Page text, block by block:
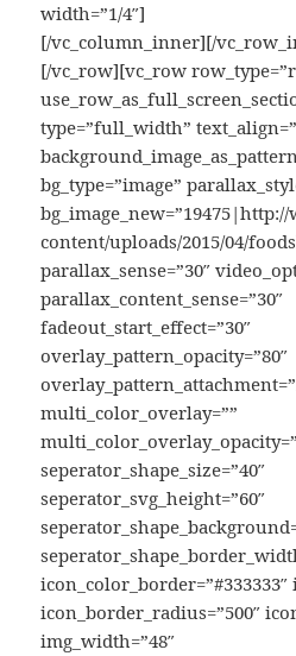
width=”1/4″]
[/vc_column_inner][/
[/vc_row][vc_row
type=”full_width”
bg_type=”image”
content/uploads/2015/04/
parallax_sense=”30″
parallax_content_sense=”30″
fadeout_start_effect=”30″
overlay_pattern_opacity=”80″
multi_color_overlay=””
seperator_shape_size=”40″
seperator_svg_height=”60″
icon_color_border=”#333333″
icon_border_radius=”500″
img_width=”48″